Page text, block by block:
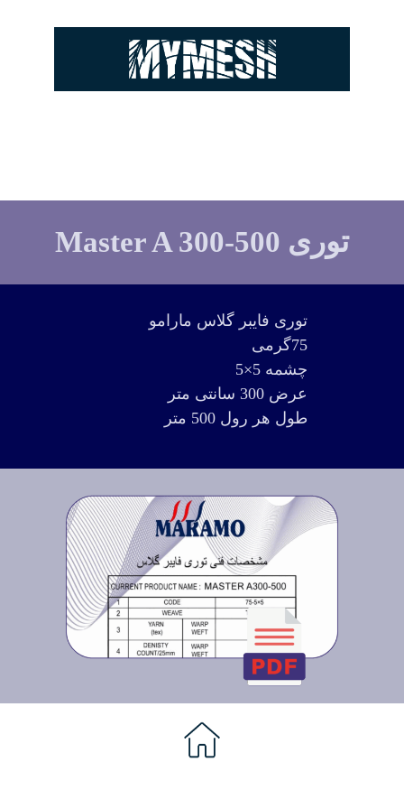
توری Master A 300-500
توری فایبر گلاس مارامو
75گرمی
چشمه 5×5
عرض 300 سانتی متر
طول هر رول 500 متر